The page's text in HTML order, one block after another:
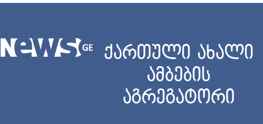
ქართული ახალი
ამბების
აგრეგატორი